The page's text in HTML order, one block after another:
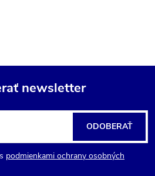
newsletter
podmienkami ochrany osobných
ODOBERAŤ